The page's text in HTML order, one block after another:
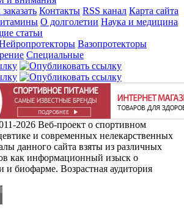
Контакты RSS канал Карта сайта
О долголетии Наука и медицина
статьи
Вазопротекторы
Специальные
2026 Веб-проект о спортивном
и современных нелекарственных
данного сайта взяты из различных
как информационный изыск о
и биофарме. Возрастная аудитория